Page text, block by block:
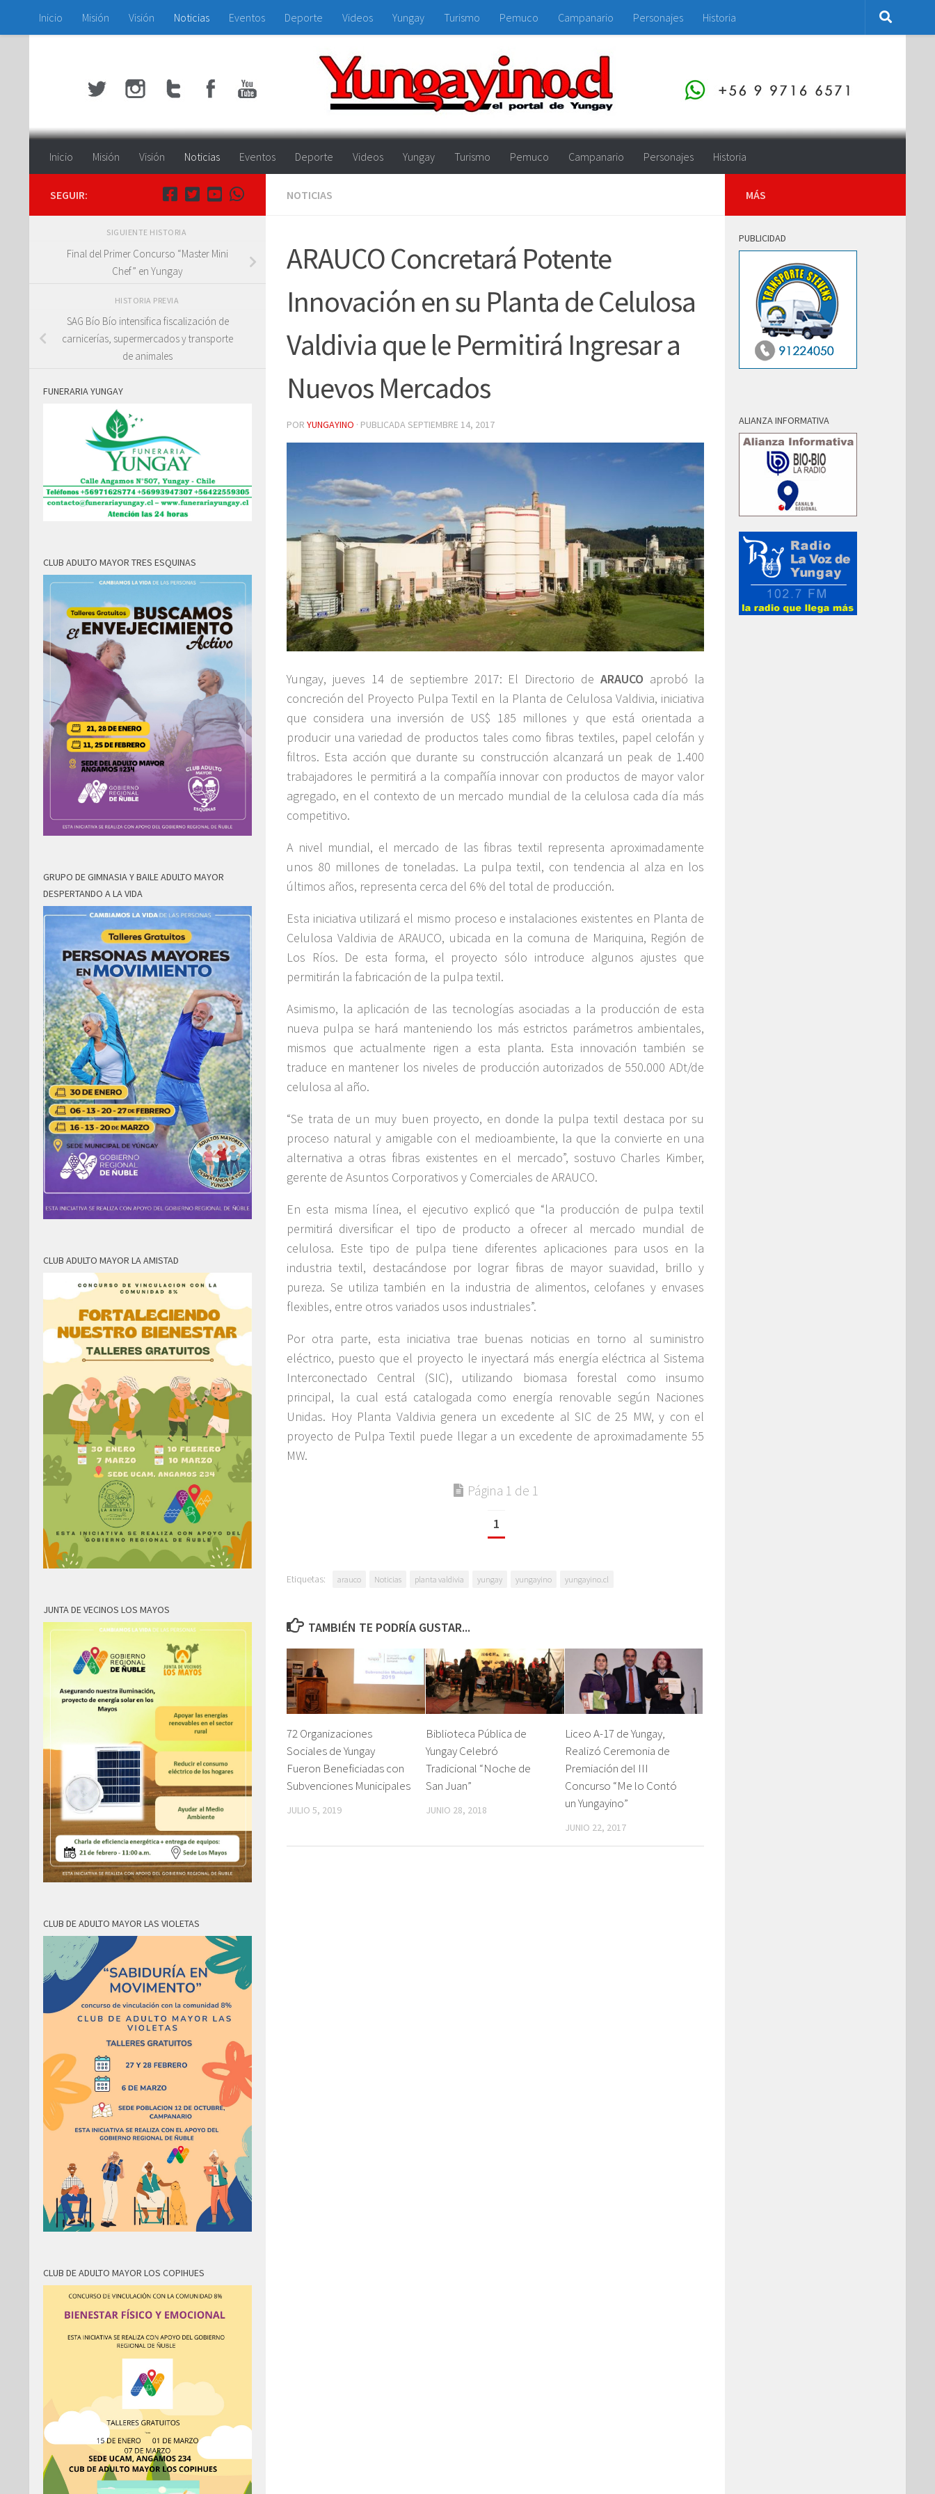
Saltar al contenido
Inicio Misión Visión Noticias Eventos Deporte Videos Yungay Turismo Pemuco Campanario Personajes Historia
Inicio Misión Visión Noticias Eventos Deporte Videos Yungay Turismo Pemuco Campanario Personajes Historia
NOTICIAS
ARAUCO Concretará Potente
Innovación en su Planta de Celulosa
Valdivia que le Permitirá Ingresar a
Nuevos Mercados
POR YUNGAYINO · PUBLICADASEPTIEMBRE 14, 2017
Yungay, jueves 14 de septiembre 2017: El Directorio deARAUCO aprobó la
concreción del Proyecto Pulpa Textil en la Planta de Celulosa Valdivia, iniciativa
que considera una inversión de US$ 185 millones y que está orientada a
producir una variedad de productos tales como fibras textiles, papel celofán y
filtros. Esta acción que durante su construcción alcanzará un peak de 1.400
trabajadores le permitirá a la compañía innovar con productos de mayor valor
agregado, en el contexto de un mercado mundial de la celulosa cada día más
competitivo.
A nivel mundial, el mercado de las fibras textil representa aproximadamente
unos 80 millones de toneladas. La pulpa textil, con tendencia al alza en los
últimos años, representa cerca del 6% del total de producción.
Esta iniciativa utilizará el mismo proceso e instalaciones existentes en Planta de
Celulosa Valdivia de ARAUCO, ubicada en la comuna de Mariquina, Región de
Los Ríos. De esta forma, el proyecto sólo introduce algunos ajustes que
permitirán la fabricación de la pulpa textil.
Asimismo, la aplicación de las tecnologías asociadas a la producción de esta
nueva pulpa se hará manteniendo los más estrictos parámetros ambientales,
mismos que actualmente rigen a esta planta. Esta innovación también se
traduce en mantener los niveles de producción autorizados de 550.000 ADt/de
celulosa al año.
“Se trata de un muy buen proyecto, en donde la pulpa textil destaca por su
proceso natural y amigable con el medioambiente, la que la convierte en una
alternativa a otras fibras existentes en el mercado”, sostuvo Charles Kimber,
gerente de Asuntos Corporativos y Comerciales de ARAUCO.
En esta misma línea, el ejecutivo explicó que “la producción de pulpa textil
permitirá diversificar el tipo de producto a ofrecer al mercado mundial de
celulosa. Este tipo de pulpa tiene diferentes aplicaciones para usos en la
industria textil, destacándose por lograr fibras de mayor suavidad, brillo y
pureza. Se utiliza también en la industria de alimentos, celofanes y envases
flexibles, entre otros variados usos industriales”.
Por otra parte, esta iniciativa trae buenas noticias en torno al suministro
eléctrico, puesto que el proyecto le inyectará más energía eléctrica al Sistema
Interconectado Central (SIC), utilizando biomasa forestal como insumo
principal, la cual está catalogada como energía renovable según Naciones
Unidas. Hoy Planta Valdivia genera un excedente al SIC de 25 MW, y con el
proyecto de Pulpa Textil puede llegar a un excedente de aproximadamente 55
MW.
Página 1 de 1
1
Etiquetas: arauco Noticias planta valdivia yungay yungayino yungayino.cl
TAMBIÉN TE PODRÍA GUSTAR...
72 Organizaciones
Sociales de Yungay
Fueron Beneficiadas con
Subvenciones Municipales
JULIO 5, 2019
Biblioteca Pública de
Yungay Celebró
Tradicional “Noche de
San Juan”
JUNIO 28, 2018
Liceo A-17 de Yungay,
Realizó Ceremonia de
Premiación del III
Concurso “Me lo Contó
un Yungayino”
JUNIO 22, 2017
SEGUIR:
SIGUIENTE HISTORIA
Final del Primer Concurso “Master Mini
Chef” en Yungay
HISTORIA PREVIA
SAG Bío Bío intensifica fiscalización de
carnicerías, supermercados y transporte
de animales
FUNERARIA YUNGAY
CLUB ADULTO MAYOR TRES ESQUINAS
GRUPO DE GIMNASIA Y BAILE ADULTO MAYOR
DESPERTANDO A LA VIDA
CLUB ADULTO MAYOR LA AMISTAD
JUNTA DE VECINOS LOS MAYOS
CLUB DE ADULTO MAYOR LAS VIOLETAS
CLUB DE ADULTO MAYOR LOS COPIHUES
MÁS
PUBLICIDAD
ALIANZA INFORMATIVA